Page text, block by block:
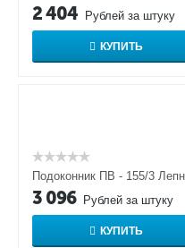
2 404 Рублей за штуку
КУПИТЬ
Подоконник ПВ - 155/3
3 096 Рублей за штуку
КУПИТЬ